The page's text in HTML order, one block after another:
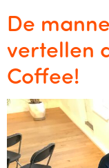
De
vertellen
Coffee!